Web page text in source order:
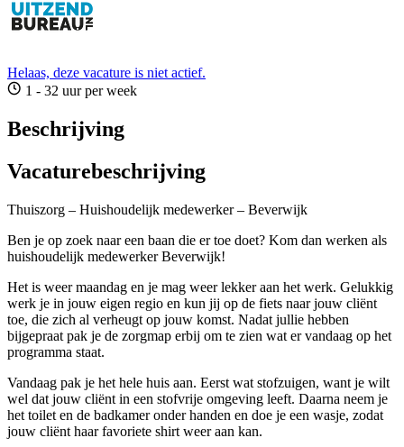
Helaas, deze vacature is niet actief.
1 - 32 uur per week
Beschrijving
Vacaturebeschrijving
Thuiszorg – Huishoudelijk medewerker – Beverwijk
Ben je op zoek naar een baan die er toe doet? Kom dan werken als
huishoudelijk medewerker Beverwijk!
Het is weer maandag en je mag weer lekker aan het werk. Gelukkig
werk je in jouw eigen regio en kun jij op de fiets naar jouw cliënt
toe, die zich al verheugt op jouw komst. Nadat jullie hebben
bijgepraat pak je de zorgmap erbij om te zien wat er vandaag op het
programma staat.
Vandaag pak je het hele huis aan. Eerst wat stofzuigen, want je wilt
wel dat jouw cliënt in een stofvrije omgeving leeft. Daarna neem je
het toilet en de badkamer onder handen en doe je een wasje, zodat
jouw cliënt haar favoriete shirt weer aan kan.